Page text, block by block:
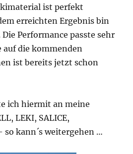
ist perfekt
erreichten Ergebnis bin
Performance passte sehr
auf die kommenden
ist bereits jetzt schon
ich hiermit an meine
LEKI, SALICE,
so kann´s weitergehen …